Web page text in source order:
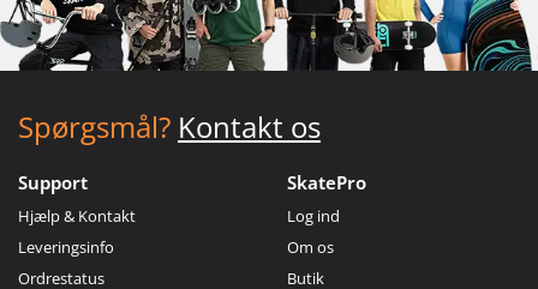
Spørgsmål? Kontakt os
Support
Hjælp & Kontakt
Leveringsinfo
Ordrestatus
SkatePro
Log ind
Om os
Butik